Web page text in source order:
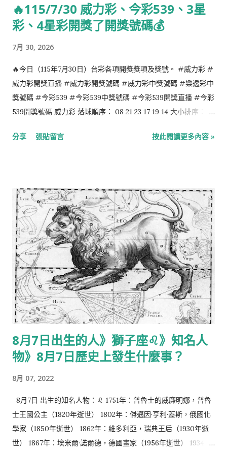
德·塔里亞菲羅，美國漫畫家，以迪士尼卡通人物唐老鴨的創作者
聞名。（1969年去世） 1912年：孫基禎，朝鮮日治時期北韓男子
軍，首位在奧林匹克運動會奪得金牌的朝鮮族運動員，曾 擔任韓
國田徑聯盟主席及韓國體育協會會長。（2002年去世） 1915年：
英格麗·褒曼，瑞典演員。曾獲得過三次奧斯卡金像獎，兩次艾美
獎以及一次托尼獎。（1982年去世） 1919年：吳冠中，中國著名
畫家。（2010年去世） 1920年：查利·帕克，美國著名黑人爵士
演員、導演及監製。曾獲兩座奧斯卡獎及四座BAFTA獎。（2014
🔥115/7/30 威力彩、今彩539、3星
彩、4星彩開獎了開獎號碼💰
7月 30, 2026
🔥今日（115年7月30日）台彩各項開獎獎項及獎號。 #威力彩 #
威力彩開獎直播 #威力彩開獎號碼 #威力彩中獎號碼 #樂透彩中
獎號碼 #今彩539 #今彩539中獎號碼 #今彩539開獎直播 #今彩
539開獎號碼 威力彩 落球順序： 08 21 23 17 19 14 大小排序：
07 大小排序： 04 07 08 16 38 4星彩 2 9 3 1 3星彩 2 8 5
分享 張貼留言 按此閱讀更多內容 »
8月7日出生的人》獅子座♌️》知名人
物》8月7日歷史上發生什麼事？
8月 07, 2022
8月7日 出生的知名人物：♌️ 1751年：普魯士的威廉明娜，普魯
士王國公主（1820年逝世） 1802年：傑邁因·亨利·蓋斯，俄國化
學家（1850年逝世） 1862年：維多利亞，瑞典王后（1930年逝
世） 1867年：埃米爾·諾爾德，德國畫家（1956年逝世） 1934